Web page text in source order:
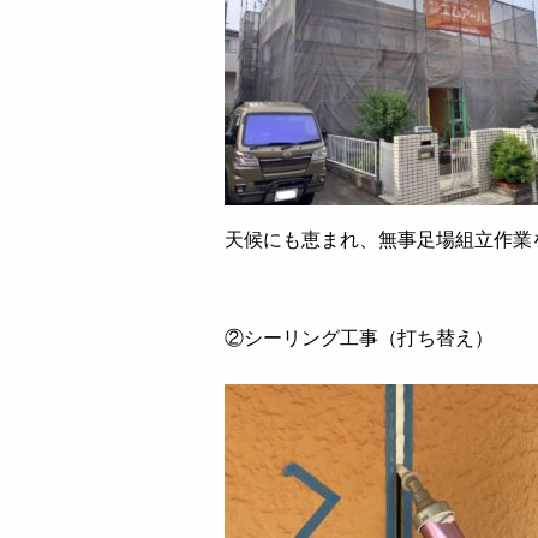
天候にも恵まれ、無事足場組立作
②シーリング工事（打ち替え）